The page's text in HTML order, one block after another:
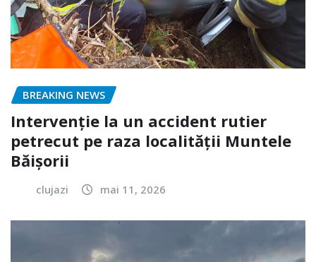
BREAKING NEWS
Intervenție la un accident rutier
petrecut pe raza localității Muntele
Băișorii
clujazi mai 11, 2026